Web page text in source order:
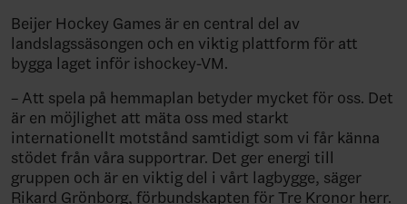
Beijer Hockey Games är en central del av
landslagssäsongen och en viktig plattform för att
bygga laget inför ishockey-VM.
– Att spela på hemmaplan betyder mycket för oss. Det
är en möjlighet att mäta oss med starkt
internationellt motstånd samtidigt som vi får känna
stödet från våra supportrar. Det ger energi till
gruppen och är en viktig del i vårt lagbygge, säger
Rikard Grönborg, förbundskapten för Tre Kronor herr.